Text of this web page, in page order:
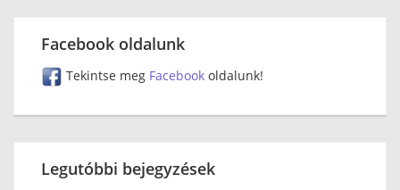
Facebook oldalunk
Tekintse meg Facebook oldalunk!
Legutóbbi bejegyzések